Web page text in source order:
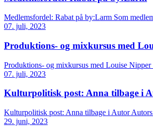
Medlemsfordel: Rabat på by:Larm Som
07. juli, 2023
Produktions- og mixkursus med
Produktions- og mixkursus med Louise
07. juli, 2023
Kulturpolitisk post: Anna tilbage i
Kulturpolitisk post: Anna tilbage i Autor
29. juni, 2023